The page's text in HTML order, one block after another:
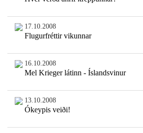
17.10.2008
Flugurfréttir vikunnar
16.10.2008
Mel Krieger látinn - Íslandsvinur
13.10.2008
Ókeypis veiði!